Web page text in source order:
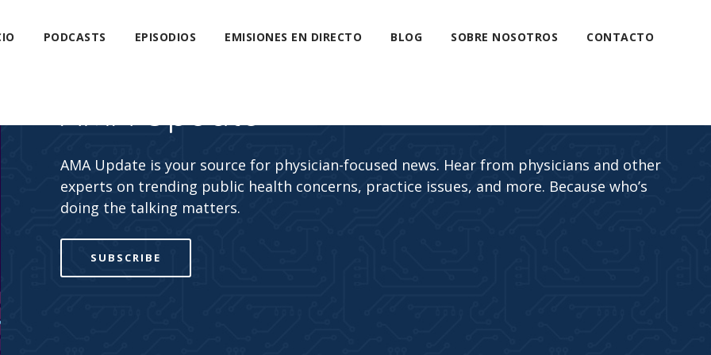
PODCASTS EPISODIOS EMISIONES EN DIRECTO BLOG SOBRE NOSOTROS CONTACTO
AMA Update
AMA Update is your source for physician-focused news. Hear from physicians and other
experts on trending public health concerns, practice issues, and more. Because who’s
doing the talking matters.
SUBSCRIBE